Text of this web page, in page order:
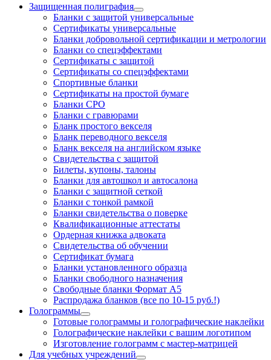
Защищенная полиграфия
Бланки с защитой универсальные
Сертификаты универсальные
Бланки добровольной сертификации и метрологии
Бланки со спецэффектами
Сертификаты с защитой
Сертификаты со спецэффектами
Спортивные бланки
Cертификаты на простой бумаге
Бланки СРО
Бланки с гравюрами
Бланк простого векселя
Бланк переводного векселя
Бланк векселя на английском языке
Свидетельства с защитой
Билеты, купоны, талоны
Бланки для автошкол и автосалона
Бланки с защитной сеткой
Бланки с тонкой рамкой
Бланки свидетельства о поверке
Квалификационные аттестаты
Ордерная книжка адвоката
Свидетельства об обучении
Сертификат бумага
Бланки установленного образца
Бланки свободного назначения
Свободные бланки Формат А5
Распродажа бланков (все по 10-15 руб.!)
Голограммы
Готовые голограммы и голографические наклейки
Голографические наклейки с вашим логотипом
Изготовление голограмм с мастер-матрицей
Для учебных учреждений